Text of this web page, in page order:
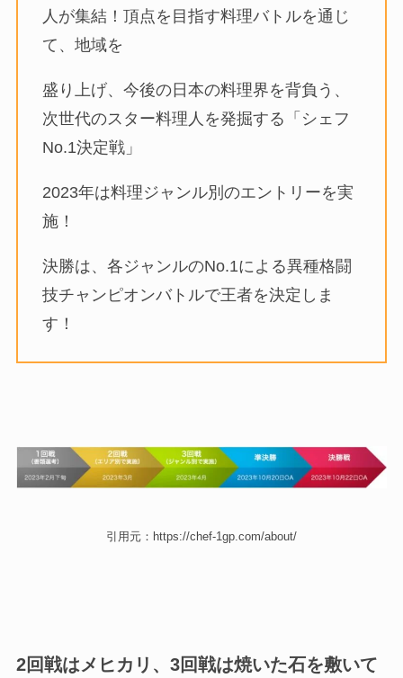
人が集結！頂点を目指す料理バトルを通じ
て、地域を
盛り上げ、今後の日本の料理界を背負う、
次世代のスター料理人を発掘する「シェフ
No.1決定戦」
2023年は料理ジャンル別のエントリーを実
施！
決勝は、各ジャンルのNo.1による異種格闘
技チャンピオンバトルで王者を決定しま
す！
引用元：https://chef-1gp.com/about/
2回戦はメヒカリ、3回戦は焼いた石を敷いて